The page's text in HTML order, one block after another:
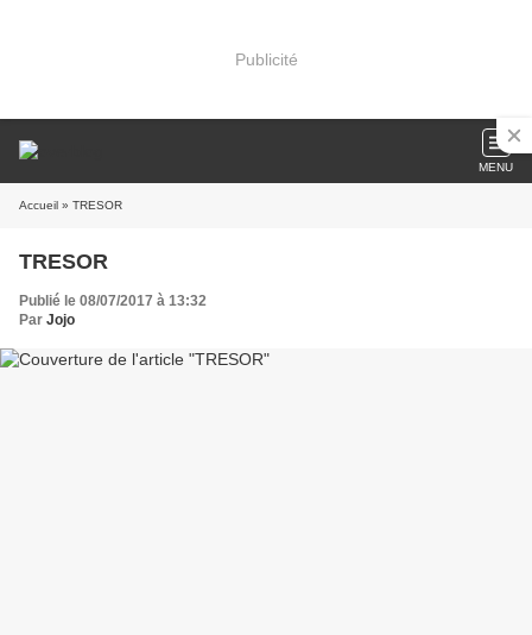
Publicité
MENU
Accueil » TRESOR
TRESOR
Publié le 08/07/2017 à 13:32
Par Jojo